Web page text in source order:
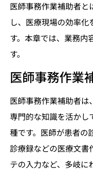
医師事務作業補助者と
し、医療現場の効率
す。本章では、業務内
す。
医師事務作業
医師事務作業補助者は
専門的な知識を活かし
種です。医師が患者の
診療録などの医療文書
テの入力など、多岐に